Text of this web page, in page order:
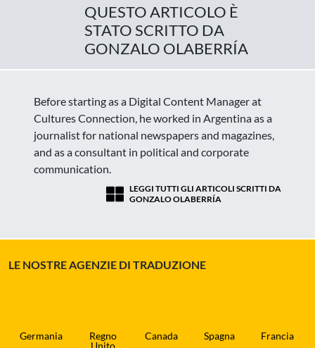
QUESTO ARTICOLO È
STATO SCRITTO DA
GONZALO OLABERRÍA
Before starting as a Digital Content Manager at
Cultures Connection, he worked in Argentina as a
journalist for national newspapers and magazines,
and as a consultant in political and corporate
communication.
LEGGI TUTTI GLI ARTICOLI SCRITTI DA
GONZALO OLABERRÍA
LE NOSTRE AGENZIE DI TRADUZIONE
Germania
Regno
Unito
Canada Spagna Francia